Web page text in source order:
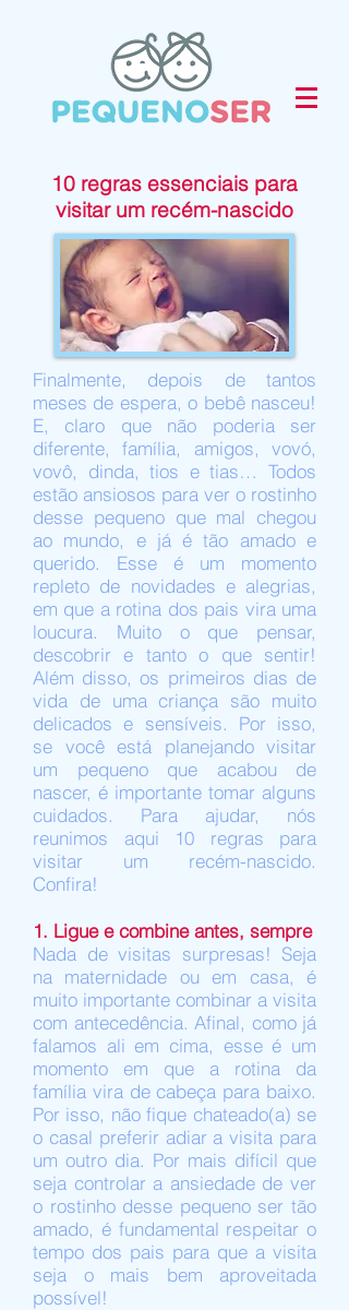
10 regras essenciais para
visitar um recém-nascido
Finalmente, depois de tantos
meses de espera, o bebê nasceu!
E, claro que não poderia ser
diferente, família, amigos, vovó,
vovô, dinda, tios e tias… Todos
estão ansiosos para ver o rostinho
desse pequeno que mal chegou
ao mundo, e já é tão amado e
querido. Esse é um momento
repleto de novidades e alegrias,
em que a rotina dos pais vira uma
loucura. Muito o que pensar,
descobrir e tanto o que sentir!
Além disso, os primeiros dias de
vida de uma criança são muito
delicados e sensíveis. Por isso,
se você está planejando visitar
um pequeno que acabou de
nascer, é importante tomar alguns
cuidados. Para ajudar, nós
reunimos aqui 10 regras para
visitar um recém-nascido.
Confira!
1. Ligue e combine antes, sempre
Nada de visitas surpresas! Seja
na maternidade ou em casa, é
muito importante combinar a visita
com antecedência. Afinal, como já
falamos ali em cima, esse é um
momento em que a rotina da
família vira de cabeça para baixo.
Por isso, não fique chateado(a) se
o casal preferir adiar a visita para
um outro dia. Por mais difícil que
seja controlar a ansiedade de ver
o rostinho desse pequeno ser tão
amado, é fundamental respeitar o
tempo dos pais para que a visita
seja o mais bem aproveitada
possível!